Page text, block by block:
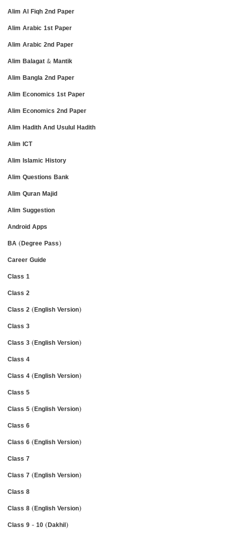
Alim Al Fiqh 2nd Paper
Alim Arabic 1st Paper
Alim Arabic 2nd Paper
Alim Balagat & Mantik
Alim Bangla 2nd Paper
Alim Economics 1st Paper
Alim Economics 2nd Paper
Alim Hadith And Usulul Hadith
Alim ICT
Alim Islamic History
Alim Questions Bank
Alim Quran Majid
Alim Suggestion
Android Apps
BA (Degree Pass)
Career Guide
Class 1
Class 2
Class 2 (English Version)
Class 3
Class 3 (English Version)
Class 4
Class 4 (English Version)
Class 5
Class 5 (English Version)
Class 6
Class 6 (English Version)
Class 7
Class 7 (English Version)
Class 8
Class 8 (English Version)
Class 9 - 10 (Dakhil)